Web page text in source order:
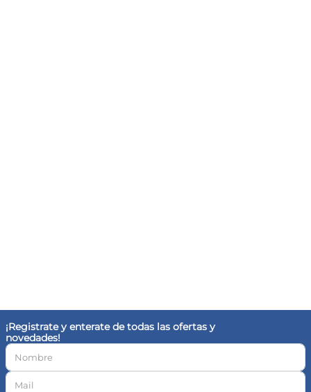
¡Registrate y enterate de todas las ofertas y
novedades!